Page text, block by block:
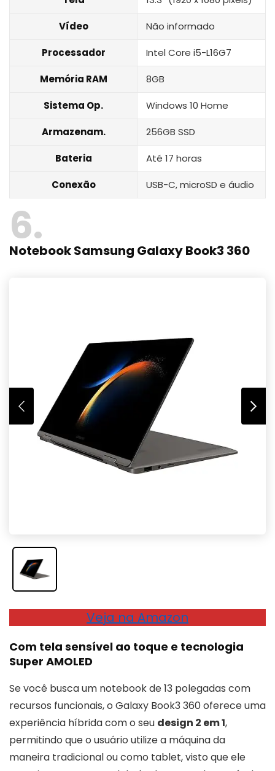
Vídeo Não informado
Processador Intel Core i5-L16G7
Memória RAM 8GB
Sistema Op. Windows 10 Home
Armazenam. 256GB SSD
Bateria Até 17 horas
Conexão USB-C, microSD e áudio
6
Notebook Samsung Galaxy Book3 360
Veja na Amazon
Com tela sensível ao toque e tecnologia
Super AMOLED
Se você busca um notebook de 13 polegadas com
recursos funcionais, o Galaxy Book3 360 oferece uma
experiência híbrida com o seu design 2 em 1,
permitindo que o usuário utilize a máquina da
maneira tradicional ou como tablet, visto que ele